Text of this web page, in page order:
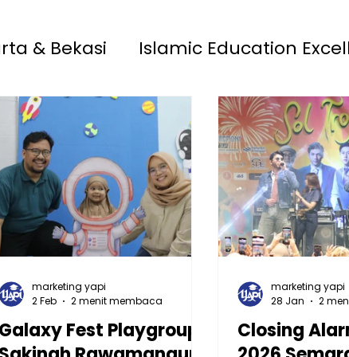
& Bekasi Islamic Education
13 Rawamangun YAPI
SMAIA 33 Jatimakmur
Galaxy Fest Playgroup
marketing yapi
2 Feb
2 menit membaca
Closing
marketing yapi
28 Jan
2